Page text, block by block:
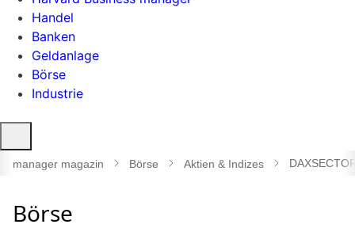
Handel
Banken
Geldanlage
Börse
Industrie
öffnen
manager magazin Börse Aktien & Indizes